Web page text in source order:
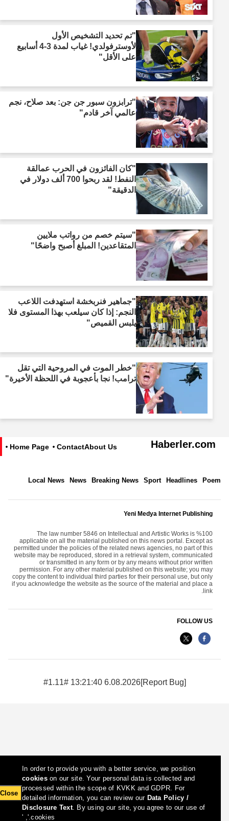
"تم تحديد التشخيص الأول
لأوسترفولدي! غياب لمدة 3-4 أسابيع
على الأقل"
"ترابزون سبور جن جن: بعد صلاح، نجم
عالمي آخر قادم"
"كان الفائزون في الحرب عمالقة
النفط! لقد ربحوا 700 ألف دولار في
الدقيقة"
"سيتم خصم من رواتب ملايين
المتقاعدين! المبلغ أصبح واضحًا"
"جماهير فنربخشة استهدفت اللاعب
النجم: إذا كان سيلعب بهذا المستوى فلا
يلبس القميص"
"خطر الموت في المروحية التي تقل
ترامب! نجا بأعجوبة في اللحظة الأخيرة"
Haberler.com
About Us
Contact
Home Page
Poem
Headlines
Sport
Breaking News
News
Local News
Yeni Medya Internet Publishing
The law number 5846 on Intellectual and Artistic Works is %100
applicable on all the material published on this news portal. Except as
permitted under the policies of the related news agencies, no part of this
website may be reproduced, stored in a retrieval system, communicated
or transmitted in any form or by any means without prior written
permission. For any other material published on this website; you may
copy the content to individual third parties for their personal use, but only
if you acknowledge the website as the source of the material and place a
link.
FOLLOW US
6.08.2026 13:21:40 #1.11#
In order to provide you with a better service, we position
cookieson our site. Your personal data is collected and
processed within the scope of KVKK and GDPR. For
detailed information, you can review ourData Policy /
Disclosure Text. By using our site, you agree to our use of
cookies.', '
Close